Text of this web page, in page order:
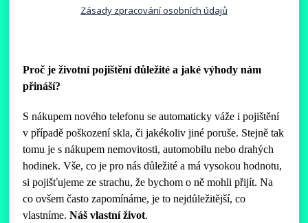
Zásady zpracování osobních údajů
Proč je životní pojištění důležité a jaké výhody nám
přináší?
S nákupem nového telefonu se automaticky váže i pojištění
v případě poškození skla, či jakékoliv jiné poruše. Stejně tak
tomu je s nákupem nemovitosti, automobilu nebo drahých
hodinek. Vše, co je pro nás důležité a má vysokou hodnotu,
si pojišťujeme ze strachu, že bychom o ně mohli přijít. Na
co ovšem často zapomínáme, je to nejdůležitější, co
vlastníme.Náš vlastní život.